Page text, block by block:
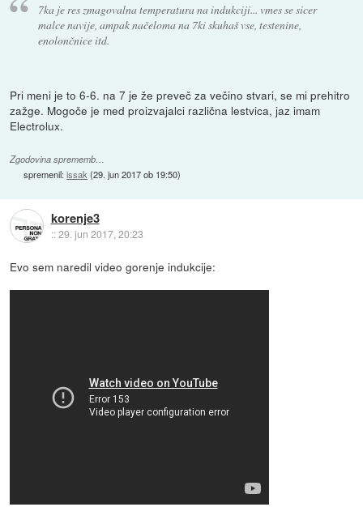
7ka je res zmagovalna temperatura na indukciji... vmes se sicer
malce navije, ampak načeloma na 7ki skuhaš vse, testenine,
enolončnice itd.
Pri meni je to 6-6. na 7 je že preveč za večino stvari, se mi prehitro
zažge. Mogoče je med proizvajalci različna lestvica, jaz imam
Electrolux.
Zgodovina sprememb…
spremenil:issak (29. jun 2017 ob 19:50)
korenje3
::29. jun 2017, 20:23
Evo sem naredil video gorenje indukcije: